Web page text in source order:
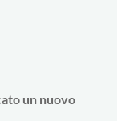
un nuovo